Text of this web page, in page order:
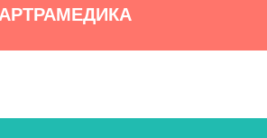
АРТРАМЕДИКА